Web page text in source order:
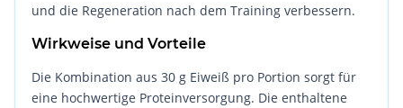
und die Regeneration nach dem Training verbessern.
Wirkweise und Vorteile
Die Kombination aus 30 g Eiweiß pro Portion sorgt für
eine hochwertige Proteinversorgung. Die enthaltene